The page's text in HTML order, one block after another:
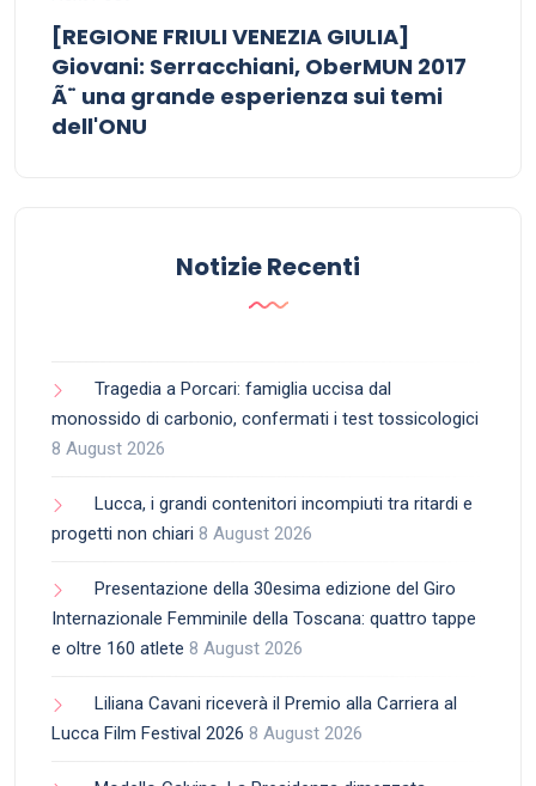
[REGIONE FRIULI VENEZIA GIULIA]
Giovani: Serracchiani, OberMUN 2017
Ã¨ una grande esperienza sui temi
dell'ONU
Notizie Recenti
Tragedia a Porcari: famiglia uccisa dal
monossido di carbonio, confermati i test tossicologici
8 August 2026
Lucca, i grandi contenitori incompiuti tra ritardi e
progetti non chiari 8 August 2026
Presentazione della 30esima edizione del Giro
Internazionale Femminile della Toscana: quattro tappe
e oltre 160 atlete 8 August 2026
Liliana Cavani riceverà il Premio alla Carriera al
Lucca Film Festival 2026 8 August 2026